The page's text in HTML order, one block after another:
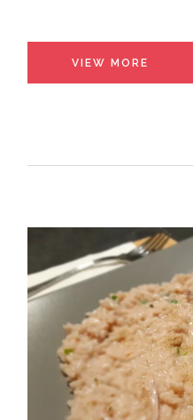
VIEW MORE